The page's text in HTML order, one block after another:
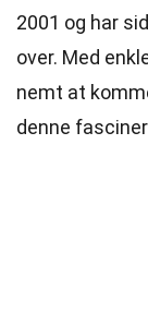
2001 og har
over. Med
nemt at
denne